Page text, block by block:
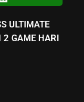
ULTIMATE
GAME HARI